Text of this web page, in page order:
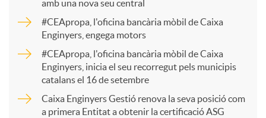
a
r
t
amb una nova seu central
#CEApropa, l'oficina bancària mòbil de Caixa
Enginyers, engega motors
#CEApropa, l'oficina bancària mòbil de Caixa
Enginyers, inicia el seu recorregut pels municipis
catalans el 16 de setembre
Caixa Enginyers Gestió renova la seva posició com
a primera Entitat a obtenir la certificació ASG